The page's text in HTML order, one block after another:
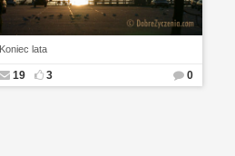
Koniec lata
19 3 0